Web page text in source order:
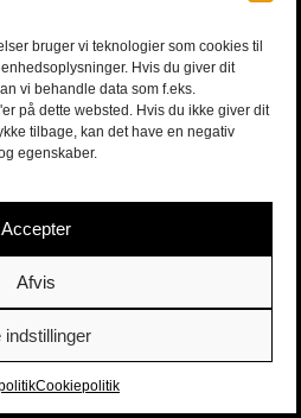
bruger vi teknologier som cookies til
Hvis du giver dit
vi behandle data som f.eks.
på dette websted. Hvis du ikke giver dit
tilbage, kan det have en negativ
egenskaber.
Accepter
Afvis
indstillinger
Cookiepolitik
30 - 1699 Købehavn V |Billetter
hvid.dk